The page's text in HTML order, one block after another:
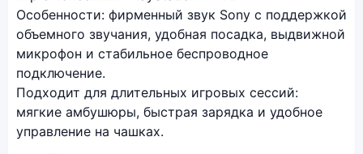
Особенности: фирменный звук Sony с поддержкой
объемного звучания, удобная посадка, выдвижной
микрофон и стабильное беспроводное
подключение.
Подходит для длительных игровых сессий:
мягкие амбушюры, быстрая зарядка и удобное
управление на чашках.